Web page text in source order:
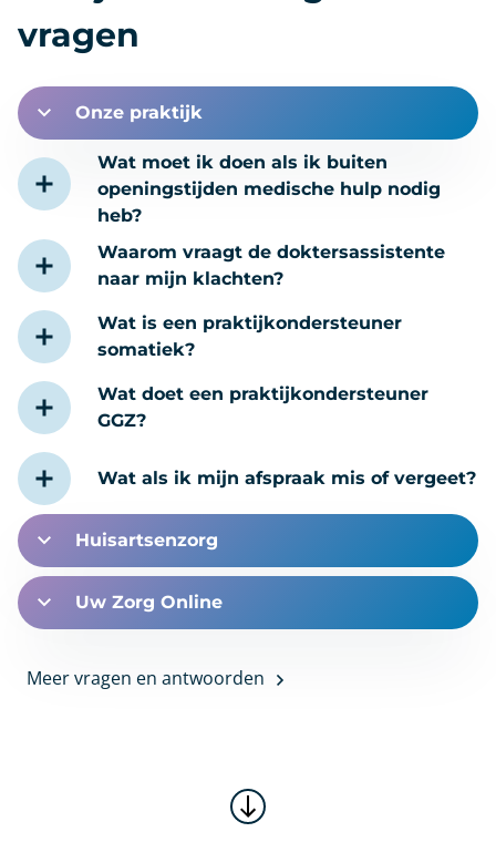
vragen
Onze praktijk
Wat moet ik doen als ik buiten
openingstijden medische hulp nodig
heb?
Waarom vraagt de doktersassistente
naar mijn klachten?
Wat is een praktijkondersteuner
somatiek?
Wat doet een praktijkondersteuner
GGZ?
Wat als ik mijn afspraak mis of vergeet?
Huisartsenzorg
Uw Zorg Online
Meer vragen en antwoorden